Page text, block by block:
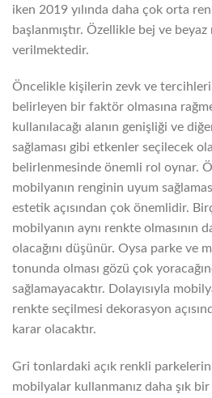
iken 2019 yılında daha çok orta
başlanmıştır. Özellikle bej ve
verilmektedir.
Öncelikle kişilerin zevk ve
belirleyen bir faktör olmasına
kullanılacağı alanın genişliği ve
sağlaması gibi etkenler seçilecek
belirlenmesinde önemli rol oynar.
mobilyanın renginin uyum
estetik açısından çok önemlidir.
mobilyanın aynı renkte olmasının
olacağını düşünür. Oysa parke ve
tonunda olması gözü çok
sağlamayacaktır. Dolayısıyla
renkte seçilmesi dekorasyon
karar olacaktır.
Gri tonlardaki açık renkli
mobilyalar kullanmanız daha şık